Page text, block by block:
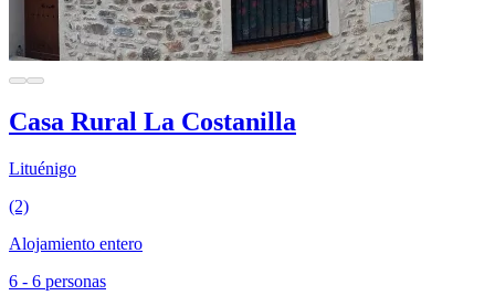
Casa Rural La Costanilla
Lituénigo
(2)
Alojamiento entero
6 - 6 personas